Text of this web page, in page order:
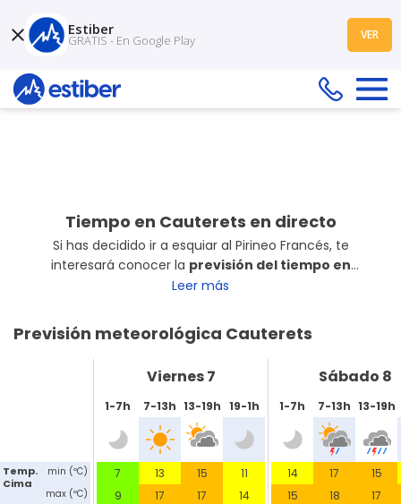
¿Dónde quieres esquiar?
2 adultos en 1 habitación
Tiempo en Cauterets en directo
Si has decidido ir a esquiar al Pirineo Francés, te
interesará conocer la previsión del tiempo en
en los próximos días. A continuación podrás
temperaturas, rachas de viento, visibilidad en pistas y
mucho más con el parte meteorológico de Cauterets.
Leer más
Previsión meteorológica Cauterets
Temp.
Cima
min (ºC)
max (ºC)
Viernes 7
1-7h
7
9
7-13h
13
17
13-19h
15
17
19-1h
11
14
Sábado 8
1-7h
14
15
7-13h
17
18
13-19h
15
17
Estiber
GRATIS - En Google Play VER